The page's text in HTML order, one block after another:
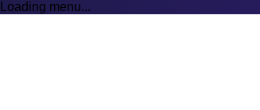
Loading menu...